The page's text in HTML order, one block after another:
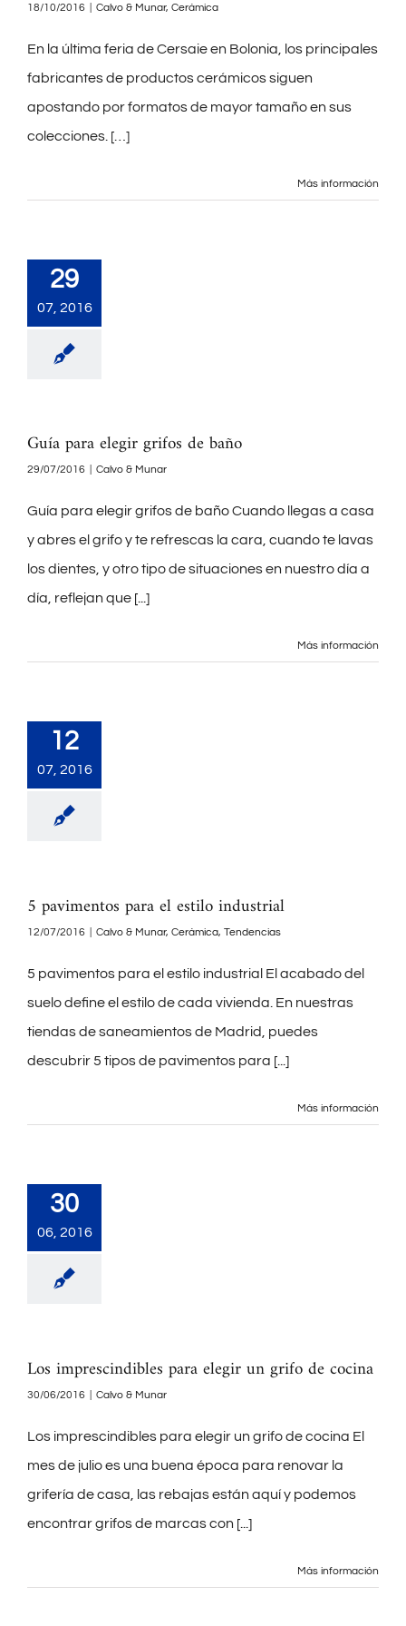
18/10/2016 Calvo & Munar, Cerámica
En la última feria de Cersaie en Bolonia, los principales
fabricantes de productos cerámicos siguen
apostando por formatos de mayor tamaño en sus
colecciones. […]
Más información
29
07, 2016
Guía para elegir grifos de baño
29/07/2016 Calvo & Munar
Guía para elegir grifos de baño Cuando llegas a casa
y abres el grifo y te refrescas la cara, cuando te lavas
los dientes, y otro tipo de situaciones en nuestro día a
día, reflejan que [...]
Más información
12
07, 2016
5 pavimentos para el estilo industrial
12/07/2016 Calvo & Munar, Cerámica, Tendencias
5 pavimentos para el estilo industrial El acabado del
suelo define el estilo de cada vivienda. En nuestras
tiendas de saneamientos de Madrid, puedes
descubrir 5 tipos de pavimentos para [...]
Más información
30
06, 2016
Los imprescindibles para elegir un grifo de cocina
30/06/2016 Calvo & Munar
Los imprescindibles para elegir un grifo de cocina El
mes de julio es una buena época para renovar la
grifería de casa, las rebajas están aquí y podemos
encontrar grifos de marcas con [...]
Más información